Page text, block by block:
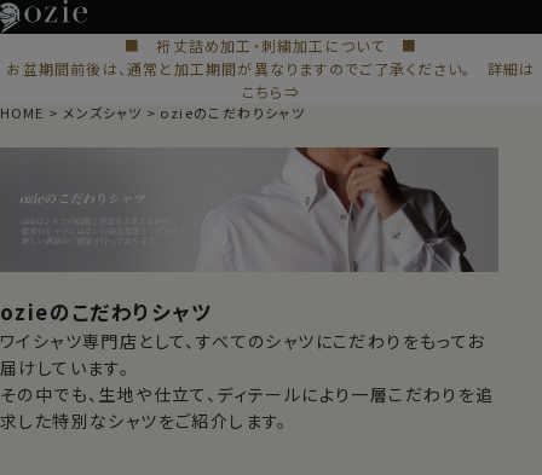
■ 裄丈詰め加工・刺繍加工について ■
お盆期間前後は、通常と加工期間が異なりますのでご了承ください。 詳細は
こちら⇒
HOME メンズシャツ ozieのこだわりシャツ
ozieのこだわりシャツ
ワイシャツ専門店として、すべてのシャツにこだわりをもってお
届けしています。
その中でも、生地や仕立て、ディテールにより一層こだわりを追
求した特別なシャツをご紹介します。